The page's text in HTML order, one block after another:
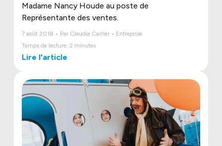
Madame Nancy Houde au poste de
Représentante des ventes.
7 août 2018 • Par Claudia Carrier • Entreprise
Temps de lecture: 2 minutes
Lire l'article